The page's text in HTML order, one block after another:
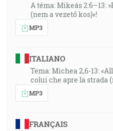
A téma: Mikeás 2:6–13:
(nem a vezető kos)«!
MP3
ITALIANO
Tema: Michea 2,6-13:
colui che apre la strada
MP3
FRANÇAIS